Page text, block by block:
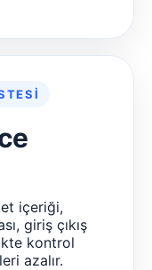
içeriği,
giriş çıkış
kontrol
azalır.